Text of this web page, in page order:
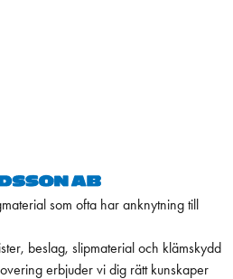
som ofta har anknytning till
beslag, slipmaterial och klämskydd
erbjuder vi dig rätt kunskaper